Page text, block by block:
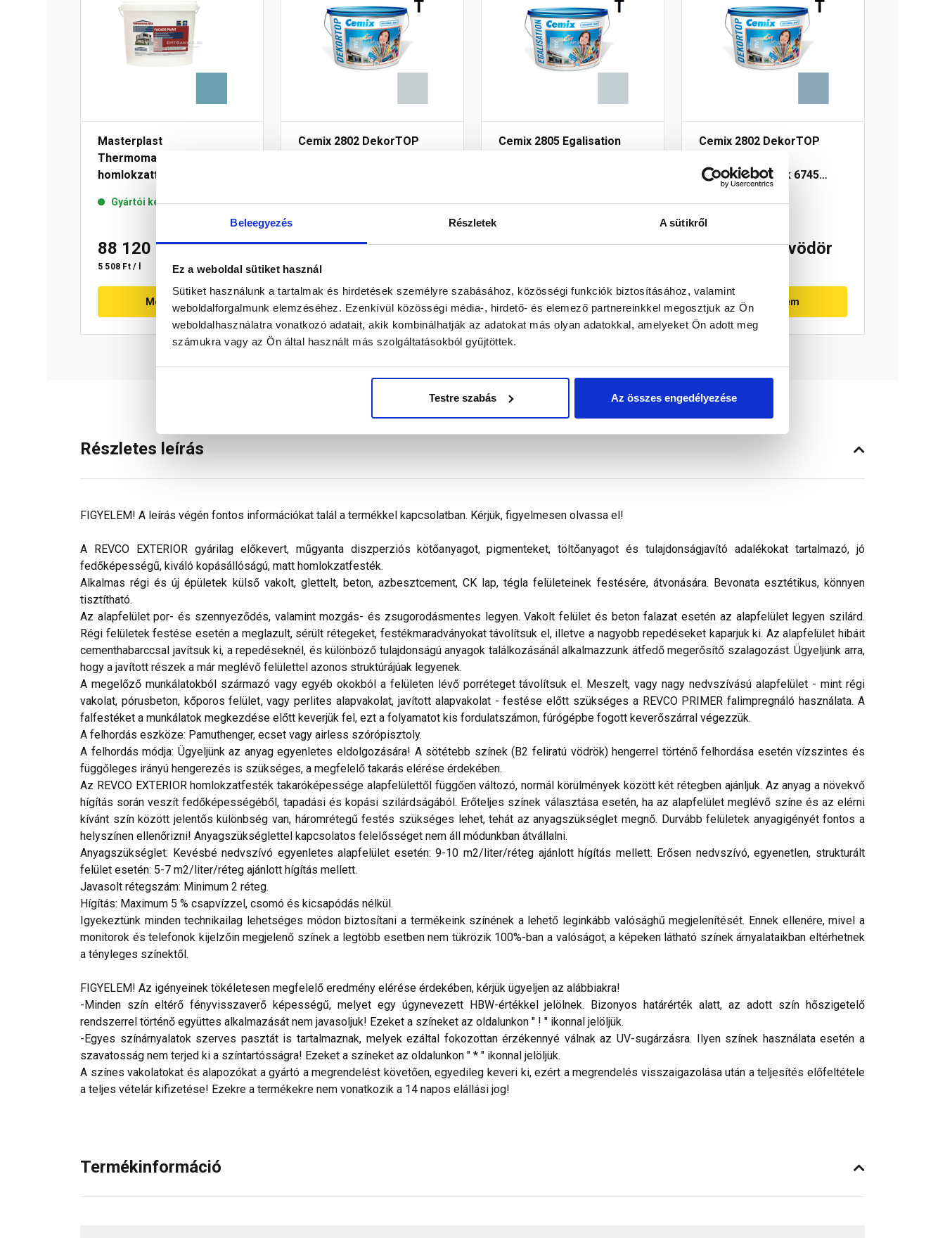
Beleegyezés Részletek A sütikről
Ez a weboldal sütiket használ
Sütiket használunk a tartalmak és hirdetések személyre szabásához, közösségi funkciók biztosításához, valamint
weboldalforgalmunk elemzéséhez. Ezenkívül közösségi média-, hirdető- és elemező partnereinkkel megosztjuk az Ön
weboldalhasználatra vonatkozó adatait, akik kombinálhatják az adatokat más olyan adatokkal, amelyeket Ön adott meg
számukra vagy az Ön által használt más szolgáltatásokból gyűjtöttek.
Testre szabás Az összes engedélyezése
Masterplast
Thermomaster akril
homlokzatfesték 36-C 16 l
Gyártói készleten
88 120 Ft/ db
5 508 Ft / l
Megnézem
Cemix 2802 DekorTOP
Rendelésre
61 930 Ft/ vödör
13 762 Ft / l
Megnézem
Cemix 2805 Egalisation
Rendelésre
85 025 Ft/ vödör
Megnézem
Cemix 2802 DekorTOP
homlokzatfesték 6745
intense 15 l
Rendelésre
70 415 Ft/ vödör
Megnézem
Részletes leírás
FIGYELEM! A leírás végén fontos információkat talál a termékkel kapcsolatban. Kérjük, figyelmesen olvassa el!
A REVCO EXTERIOR gyárilag előkevert, műgyanta diszperziós kötőanyagot, pigmenteket, töltőanyagot és tulajdonságjavító adalékokat tartalmazó, jó
fedőképességű, kiváló kopásállóságú, matt homlokzatfesték.
Alkalmas régi és új épületek külső vakolt, glettelt, beton, azbesztcement, CK lap, tégla felületeinek festésére, átvonására. Bevonata esztétikus, könnyen
tisztítható.
Az alapfelület por- és szennyeződés, valamint mozgás- és zsugorodásmentes legyen. Vakolt felület és beton falazat esetén az alapfelület legyen szilárd.
Régi felületek festése esetén a meglazult, sérült rétegeket, festékmaradványokat távolítsuk el, illetve a nagyobb repedéseket kaparjuk ki. Az alapfelület hibáit
cementhabarccsal javítsuk ki, a repedéseknél, és különböző tulajdonságú anyagok találkozásánál alkalmazzunk átfedő megerősítő szalagozást. Ügyeljünk arra,
hogy a javított részek a már meglévő felülettel azonos struktúrájúak legyenek.
A megelőző munkálatokból származó vagy egyéb okokból a felületen lévő porréteget távolítsuk el. Meszelt, vagy nagy nedvszívású alapfelület - mint régi
vakolat, pórusbeton, kőporos felület, vagy perlites alapvakolat, javított alapvakolat - festése előtt szükséges a REVCO PRIMER falimpregnáló használata. A
falfestéket a munkálatok megkezdése előtt keverjük fel, ezt a folyamatot kis fordulatszámon, fúrógépbe fogott keverőszárral végezzük.
A felhordás eszköze: Pamuthenger, ecset vagy airless szórópisztoly.
A felhordás módja: Ügyeljünk az anyag egyenletes eldolgozására! A sötétebb színek (B2 feliratú vödrök) hengerrel történő felhordása esetén vízszintes és
függőleges irányú hengerezés is szükséges, a megfelelő takarás elérése érdekében.
Az REVCO EXTERIOR homlokzatfesték takaróképessége alapfelülettől függően változó, normál körülmények között két rétegben ajánljuk. Az anyag a növekvő
hígítás során veszít fedőképességéből, tapadási és kopási szilárdságából. Erőteljes színek választása esetén, ha az alapfelület meglévő színe és az elérni
kívánt szín között jelentős különbség van, háromrétegű festés szükséges lehet, tehát az anyagszükséglet megnő. Durvább felületek anyagigényét fontos a
helyszínen ellenőrizni! Anyagszükséglettel kapcsolatos felelősséget nem áll módunkban átvállalni.
Anyagszükséglet: Kevésbé nedvszívó egyenletes alapfelület esetén: 9-10 m2/liter/réteg ajánlott hígítás mellett. Erősen nedvszívó, egyenetlen, strukturált
felület esetén: 5-7 m2/liter/réteg ajánlott hígítás mellett.
Javasolt rétegszám: Minimum 2 réteg.
Hígítás: Maximum 5 % csapvízzel, csomó és kicsapódás nélkül.
Igyekeztünk minden technikailag lehetséges módon biztosítani a termékeink színének a lehető leginkább valósághű megjelenítését. Ennek ellenére, mivel a
monitorok és telefonok kijelzőin megjelenő színek a legtöbb esetben nem tükrözik 100%-ban a valóságot, a képeken látható színek árnyalataikban eltérhetnek
a tényleges színektől.
FIGYELEM! Az igényeinek tökéletesen megfelelő eredmény elérése érdekében, kérjük ügyeljen az alábbiakra!
-Minden szín eltérő fényvisszaverő képességű, melyet egy úgynevezett HBW-értékkel jelölnek. Bizonyos határérték alatt, az adott szín hőszigetelő
rendszerrel történő együttes alkalmazását nem javasoljuk! Ezeket a színeket az oldalunkon " ! " ikonnal jelöljük.
-Egyes színárnyalatok szerves pasztát is tartalmaznak, melyek ezáltal fokozottan érzékennyé válnak az UV-sugárzásra. Ilyen színek használata esetén a
szavatosság nem terjed ki a színtartósságra! Ezeket a színeket az oldalunkon " * " ikonnal jelöljük.
A színes vakolatokat és alapozókat a gyártó a megrendelést követően, egyedileg keveri ki, ezért a megrendelés visszaigazolása után a teljesítés előfeltétele
a teljes vételár kifizetése! Ezekre a termékekre nem vonatkozik a 14 napos elállási jog!
Termékinformáció